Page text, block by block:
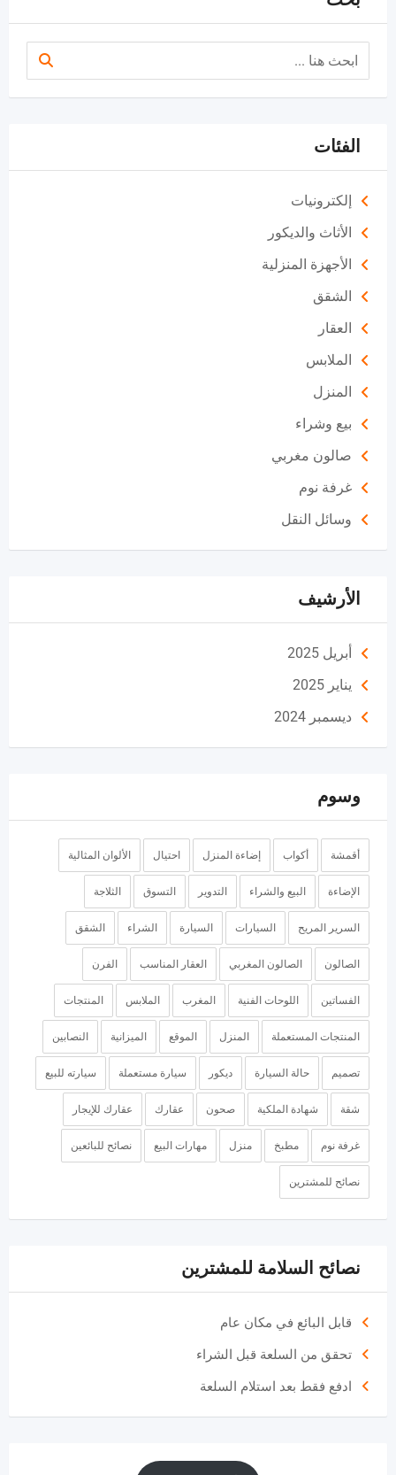
الفئات
إلكترونيات
الأثاث والديكور
الأجهزة المنزلية
الشقق
العقار
الملابس
المنزل
بيع وشراء
صالون مغربي
غرفة نوم
وسائل النقل
الأرشيف
أبريل 2025
يناير 2025
ديسمبر 2024
وسوم
أقمشة أكواب إضاءة المنزل احتيال الألوان المثالية
الإضاءة البيع والشراء التدوير التسوق الثلاجة
السرير المريح السيارات السيارة الشراء الشقق
الصالون الصالون المغربي العقار المناسب الفرن
الفساتين اللوحات الفنية المغرب الملابس المنتجات
المنتجات المستعملة المنزل الموقع الميزانية النصابين
تصميم حالة السيارة ديكور سيارة مستعملة سيارته للبيع
شقة شهادة الملكية صحون عقارك عقارك للإيجار
غرفة نوم مطبخ منزل مهارات البيع نصائح للبائعين
نصائح للمشترين
نصائح السلامة للمشترين
قابل البائع في مكان عام
تحقق من السلعة قبل الشراء
ادفع فقط بعد استلام السلعة